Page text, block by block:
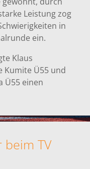
Leistung zog
in
ein.
Klaus
Kumite Ü55 und
Ü55 einen
beim TV